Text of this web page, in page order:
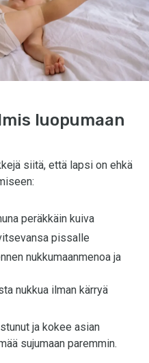
luopumaan
siitä, että lapsi on ehkä
peräkkäin kuiva
pissalle
nukkumaanmenoa ja
nukkua ilman kärryä
ja kokee asian
sujumaan paremmin.